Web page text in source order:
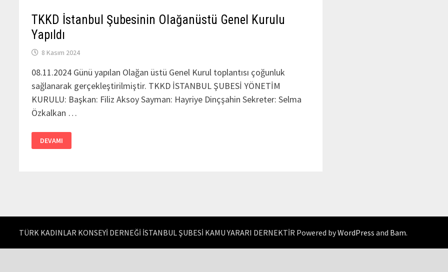
TKKD İstanbul Şubesinin Olağanüstü Genel Kurulu
Yapıldı
8 Kasım 2024
08.11.2024 Günü yapılan Olağan üstü Genel Kurul toplantısı çoğunluk
sağlanarak gerçekleştirilmiştir. TKKD İSTANBUL ŞUBESİ YÖNETİM
KURULU: Başkan: Filiz Aksoy Sayman: Hayriye Dinçşahin Sekreter: Selma
Özkalkan …
İSTANBUL
ŞUBESININ
DEVAMI
TÜRK KADINLAR KONSEYİ DERNEĞİ İSTANBUL ŞUBESİ KAMU YARARI DERNEKTİR Powered byWordPress and Bam.